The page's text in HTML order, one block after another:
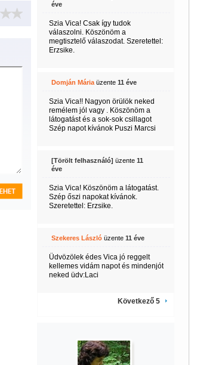
éve
Szia Vica! Csak így tudok
válaszolni. Köszönöm a
megtisztelő válaszodat. Szeretettel:
Erzsike.
Domján Máriaüzente 11 éve
Szia Vica!! Nagyon örülök neked
remélem jól vagy . Köszönöm a
látogatást és a sok-sok csillagot
Szép napot kívánok Puszi Marcsi
[Törölt felhasználó] üzente 11
éve
Szia Vica! Köszönöm a látogatást.
Szép őszi napokat kívánok.
Szeretettel: Erzsike.
Szekeres Lászlóüzente 11 éve
Üdvözölek édes Vica jó reggelt
kellemes vidám napot és mindenjót
neked üdv:Laci
Következő 5